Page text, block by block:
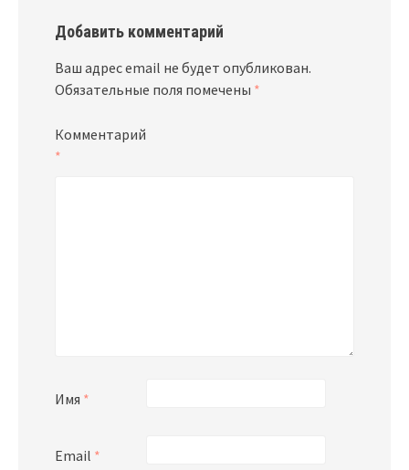
Добавить комментарий
Ваш адрес email не будет опубликован.
Обязательные поля помечены *
Комментарий
*
Имя *
Email *